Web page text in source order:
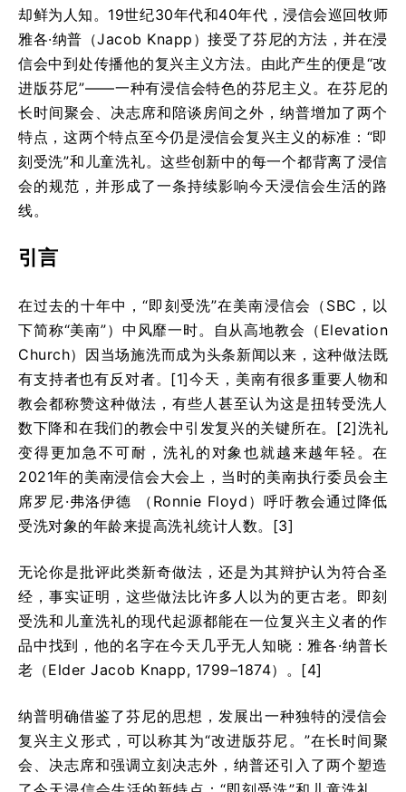
却鲜为人知。19世纪30年代和40年代，浸信会巡回牧师
雅各·纳普（Jacob Knapp）接受了芬尼的方法，并在浸
信会中到处传播他的复兴主义方法。由此产生的便是“改
进版芬尼”——一种有浸信会特色的芬尼主义。在芬尼的
长时间聚会、决志席和陪谈房间之外，纳普增加了两个
特点，这两个特点至今仍是浸信会复兴主义的标准：“即
刻受洗”和儿童洗礼。这些创新中的每一个都背离了浸信
会的规范，并形成了一条持续影响今天浸信会生活的路
线。
引言
在过去的十年中，“即刻受洗”在美南浸信会（SBC，以
下简称“美南”）中风靡一时。自从高地教会（Elevation
Church）因当场施洗而成为头条新闻以来，这种做法既
有支持者也有反对者。[1]今天，美南有很多重要人物和
教会都称赞这种做法，有些人甚至认为这是扭转受洗人
数下降和在我们的教会中引发复兴的关键所在。[2]洗礼
变得更加急不可耐，洗礼的对象也就越来越年轻。在
2021年的美南浸信会大会上，当时的美南执行委员会主
席罗尼·弗洛伊德 （Ronnie Floyd）呼吁教会通过降低
受洗对象的年龄来提高洗礼统计人数。[3]
无论你是批评此类新奇做法，还是为其辩护认为符合圣
经，事实证明，这些做法比许多人以为的更古老。即刻
受洗和儿童洗礼的现代起源都能在一位复兴主义者的作
品中找到，他的名字在今天几乎无人知晓：雅各·纳普长
老（Elder Jacob Knapp, 1799–1874）。[4]
纳普明确借鉴了芬尼的思想，发展出一种独特的浸信会
复兴主义形式，可以称其为“改进版芬尼。”在长时间聚
会、决志席和强调立刻决志外，纳普还引入了两个塑造